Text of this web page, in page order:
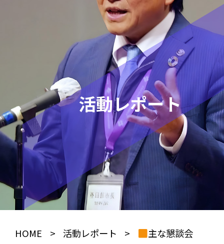
活動レポート
HOME > 活動レポート > 主な懇談会